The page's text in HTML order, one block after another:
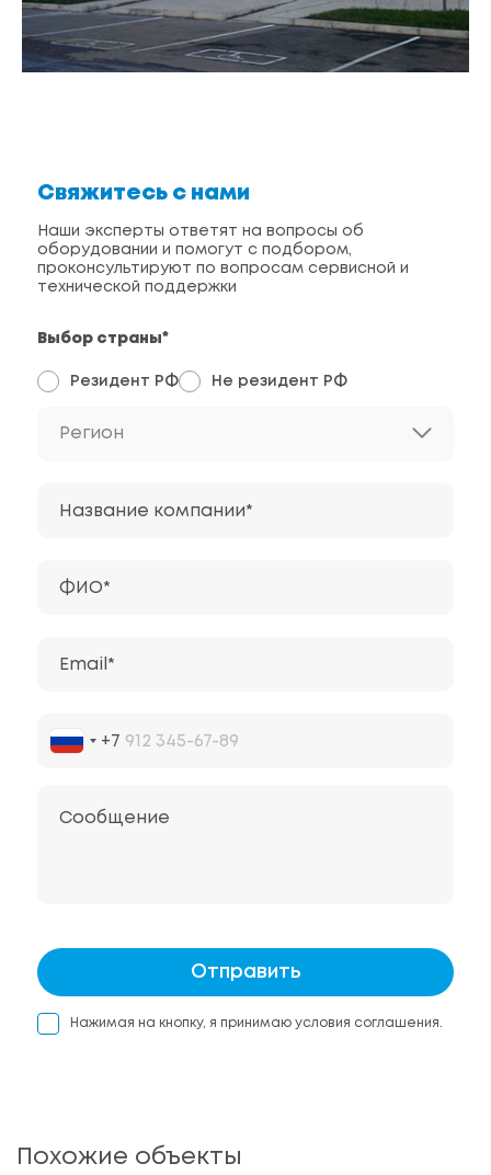
Свяжитесь с нами
Наши эксперты ответят на вопросы об
оборудовании и помогут с подбором,
проконсультируют по вопросам сервисной и
технической поддержки
Выбор страны*
Резидент РФ Не резидент РФ
Регион
Название компании*
ФИО*
Email*
+7
Сообщение
Отправить
Нажимая на кнопку, я принимаю условия соглашения.
Похожие объекты